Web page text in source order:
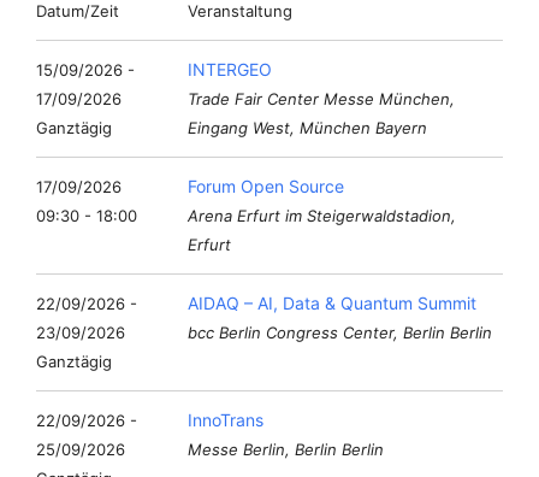
Datum/Zeit Veranstaltung
15/09/2026 -
17/09/2026
Ganztägig
INTERGEO
Trade Fair Center Messe München,
Eingang West, München Bayern
17/09/2026
09:30 - 18:00
Forum Open Source
Arena Erfurt im Steigerwaldstadion,
Erfurt
22/09/2026 -
23/09/2026
Ganztägig
AIDAQ – AI, Data & Quantum Summit
bcc Berlin Congress Center, Berlin Berlin
22/09/2026 -
25/09/2026
InnoTrans
Messe Berlin, Berlin Berlin